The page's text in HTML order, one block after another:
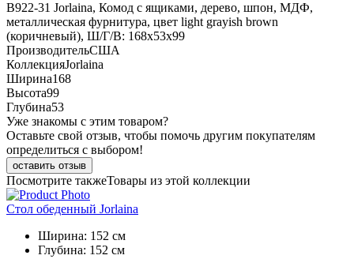
B922-31 Jorlaina, Комод с ящиками, дерево, шпон, МДФ,
металлическая фурнитура, цвет light grayish brown
(коричневый), Ш/Г/В: 168х53х99
ПроизводительСША
КоллекцияJorlaina
Ширина168
Высота99
Глубина53
Уже знакомы с этим товаром?
Оставьте свой отзыв, чтобы помочь другим покупателям
определиться с выбором!
оставить отзыв
Посмотрите такжеТовары из этой коллекции
Стол обеденный Jorlaina
Ширина: 152 см
Глубина: 152 см